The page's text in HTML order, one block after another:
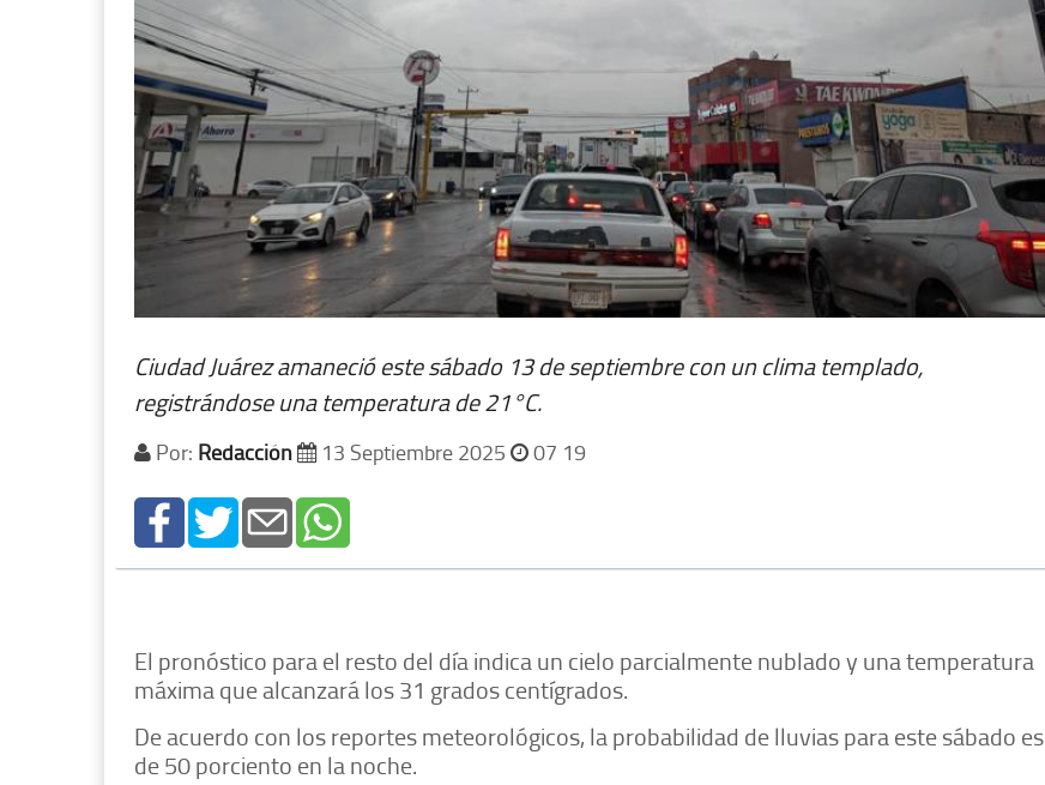
Ciudad Juárez amaneció este sábado 13 de septiembre con un clima templado,
registrándose una temperatura de 21°C.
Por: Redacción 13 Septiembre 2025 07 19
El pronóstico para el resto del día indica un cielo parcialmente nublado y una temperatura
máxima que alcanzará los 31 grados centígrados.
De acuerdo con los reportes meteorológicos, la probabilidad de lluvias para este sábado es
de 50 porciento en la noche.